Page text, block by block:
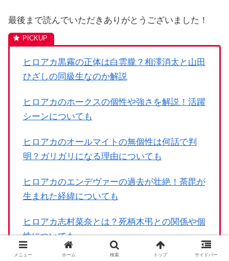
最後まで読んでいただきありがとうございました！
ヒロアカ黒霧の正体は白雲朧？相澤消太と山田
ひざしの同級生なのか解説
ヒロアカのホークスの個性や強さを解説！活躍
シーンについても
ヒロアカのオールマイトの無個性は何話で判
明？ガリガリになる理由についても
ヒロアカのエンデヴァーの過去が壮絶！荼毘が
生まれた経緯についても
ヒロアカ志村菜奈とは？死柄木弔との関係や個
性についても
メニュー ホーム 検索 トップ サイドバー